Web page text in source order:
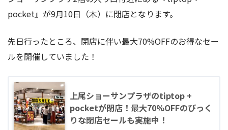
pocket』が9月10日（木）に閉店となります。
先日行ったところ、閉店に伴い最大70%OFFのお得なセー
ルを開催していました！
上尾ショーサンプラザのtiptop +
pocketが閉店！最大70%OFFのびっく
りな閉店セールも実施中！